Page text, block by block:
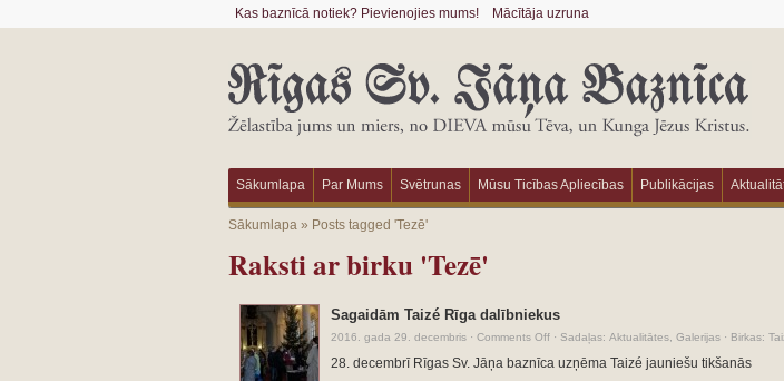
Kas baznīcā notiek? Pievienojies mums! Mācītāja uzruna
Sākumlapa Par Mums Svētrunas Mūsu Ticības Apliecības Publikācijas
Sākumlapa» Posts tagged 'Tezē'
Raksti ar birku 'Tezē'
Sagaidām Taizé Rīga dalībniekus
2016. gada 29. decembris · Comments Off · Sadaļas: Aktualitātes, Galerijas · Birkas:
28. decembrī Rīgas Sv. Jāņa baznīca uzņēma Taizé jauniešu tikšanās